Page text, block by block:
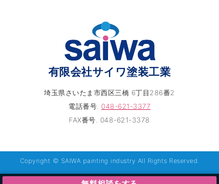
有限会社サイワ塗装工業
埼玉県さいたま市西区三橋 6丁目286番2
電話番号. 048-621-3377
FAX番号. 048-621-3378
Copyright © SAIWA painting industry All Rights Reserved.